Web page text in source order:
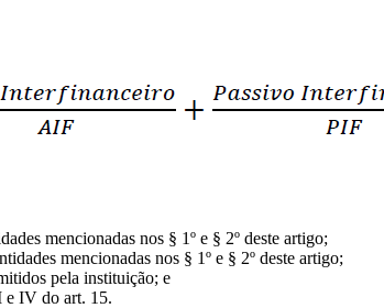
mencionadas nos § 1º e § 2º deste artigo;
mencionadas nos § 1º e § 2º deste artigo;
pela instituição; e
e IV do art. 15.